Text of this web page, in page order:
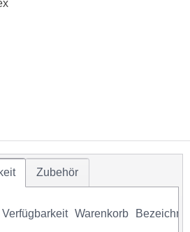
Zubehör
Verfügbarkeit Warenkorb